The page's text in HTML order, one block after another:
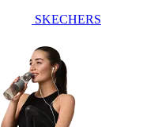
SKECHERS